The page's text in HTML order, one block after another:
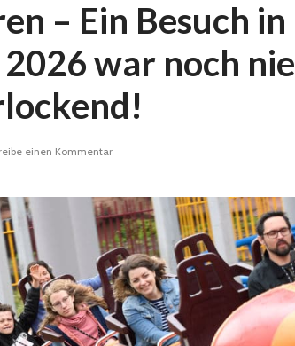
– Ein Besuch in
war noch nie
einen Kommentar